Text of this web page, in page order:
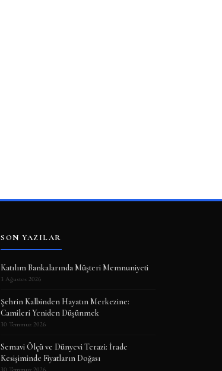
SON YAZILAR
Katılım Bankalarında Müşteri Memnuniyeti
3 Ağustos 2026
Şehrin Kalbinden Hayatın Merkezine:
Camileri Yeniden Düşünmek
30 Temmuz 2026
Semavi Ölçü ve Dünyevi Terazi: İrade
Kesişiminde Fiyatların Doğası
30 Temmuz 2026